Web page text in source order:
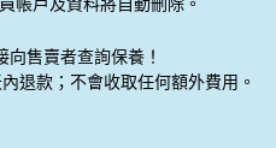
售賣者查詢保養！
退款；不會收取任何額外費用。